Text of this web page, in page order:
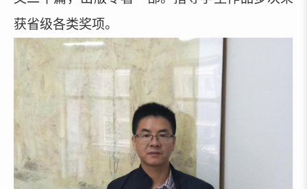
获省级各类奖项。